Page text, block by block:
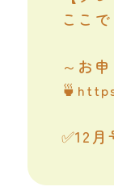
ここ
～お
🍵
✅12